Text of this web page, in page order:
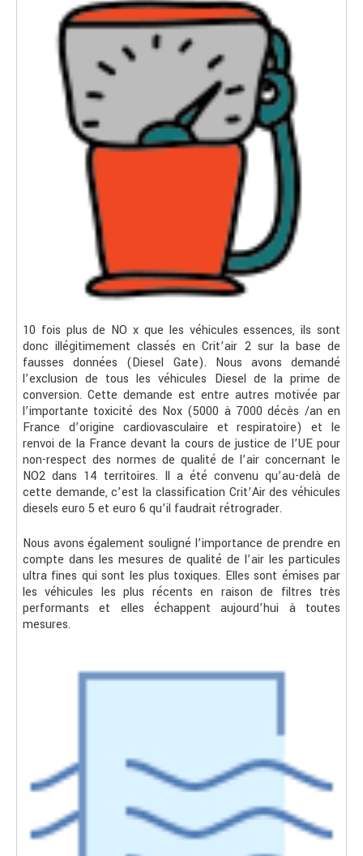
10 fois plus de NO x que les véhicules essences, ils sont
donc illégitimement classés en Crit’air 2 sur la base de
fausses données (Diesel Gate). Nous avons demandé
l’exclusion de tous les véhicules Diesel de la prime de
conversion. Cette demande est entre autres motivée par
l’importante toxicité des Nox (5000 à 7000 décès /an en
France d’origine cardiovasculaire et respiratoire) et le
renvoi de la France devant la cours de justice de l’UE pour
non-respect des normes de qualité de l’air concernant le
NO2 dans 14 territoires. Il a été convenu qu’au-delà de
cette demande, c’est la classification Crit’Air des véhicules
diesels euro 5 et euro 6 qu’il faudrait rétrograder.
Nous avons également souligné l’importance de prendre en
compte dans les mesures de qualité de l’air les particules
ultra fines qui sont les plus toxiques. Elles sont émises par
les véhicules les plus récents en raison de filtres très
performants et elles échappent aujourd’hui à toutes
mesures.